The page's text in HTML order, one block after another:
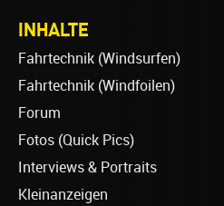
INHALTE
Fahrtechnik (Windsurfen)
Fahrtechnik (Windfoilen)
Forum
Fotos (Quick Pics)
Interviews & Portraits
Kleinanzeigen